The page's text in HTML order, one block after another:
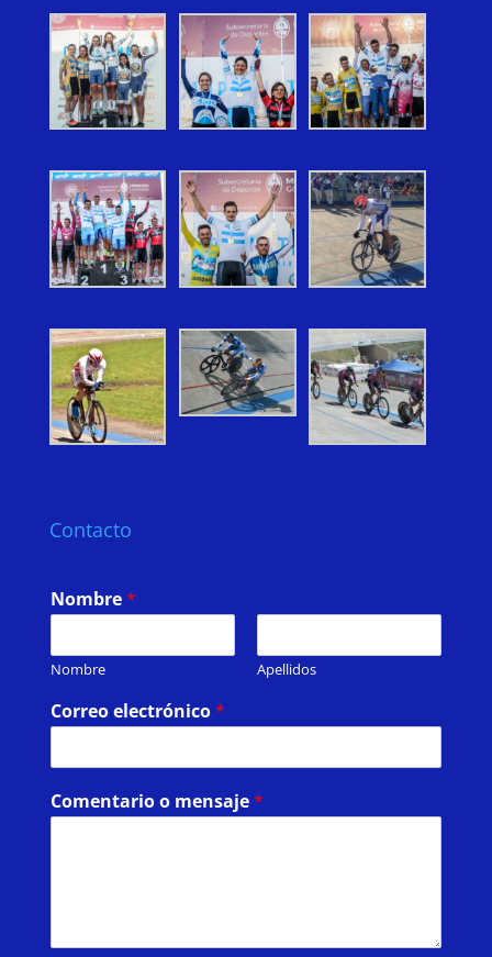
Contacto
Nombre*
Nombre Apellidos
Correo electrónico*
Comentario o mensaje*